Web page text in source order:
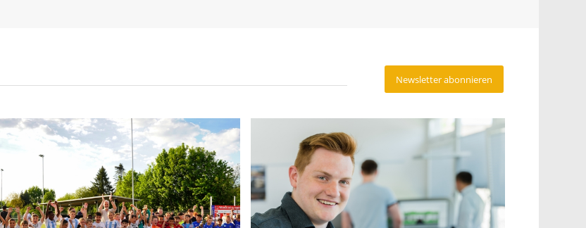
Newsletter abonnieren